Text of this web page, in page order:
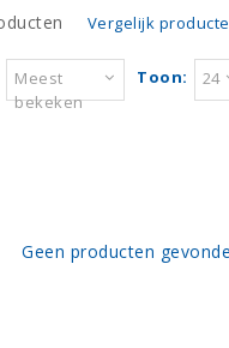
Vergelijk
Meest
bekeken
Toon: 24
Geen producten